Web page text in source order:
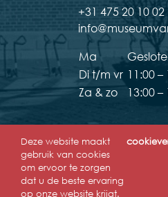
+31 475 20 10 02
Ma
Di t/m vr 11:00 –
Za & zo
13:00 –
Deze website maakt
gebruik van cookies
om ervoor te zorgen
dat u de beste ervaring
op onze website krijgt.